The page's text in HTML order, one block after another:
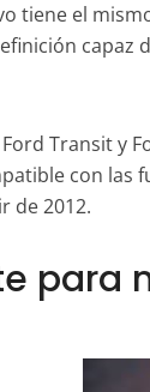
tiene el
capaz
Transit y
con las
de 2012.
para